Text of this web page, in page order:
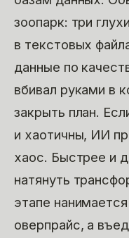
зоопарк: три
в текстовых
данные по
вбивал руками в
закрыть план.
и хаотичны, ИИ
хаос. Быстрее и
натянуть
этапе
оверпрайс, а